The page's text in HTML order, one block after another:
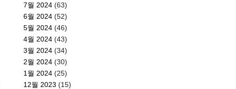
7월 2024 (63)
6월 2024 (52)
5월 2024 (46)
4월 2024 (43)
3월 2024 (34)
2월 2024 (30)
1월 2024 (25)
12월 2023 (15)